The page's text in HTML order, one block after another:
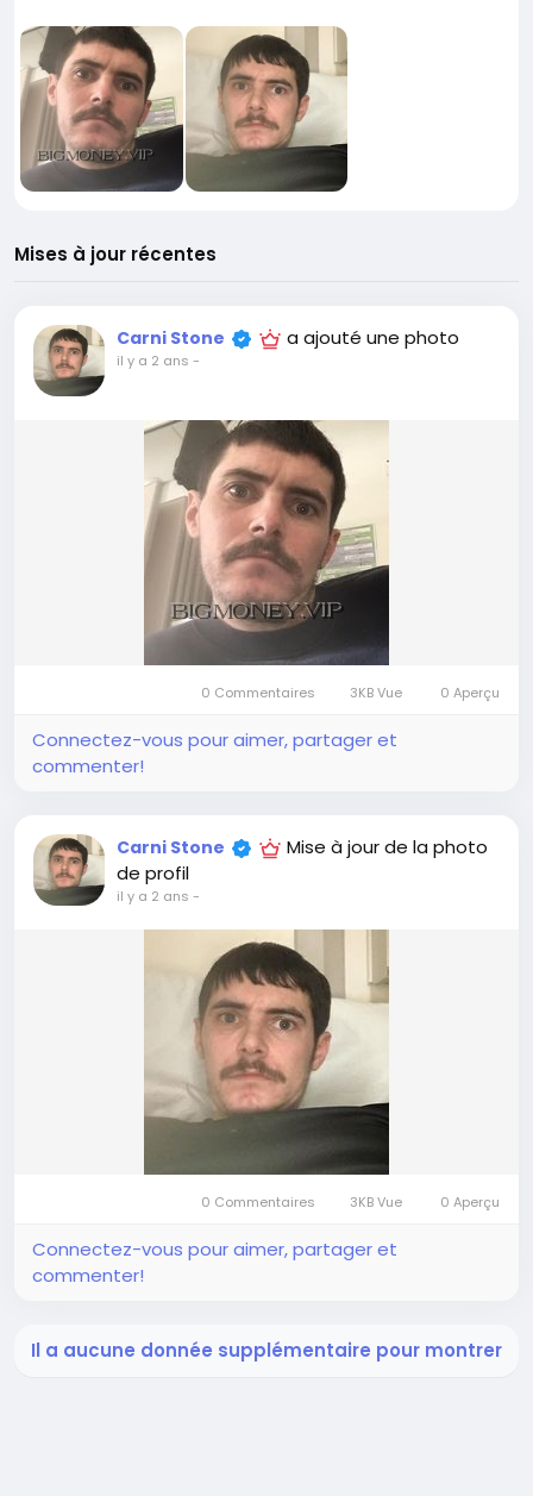
Mises à jour récentes
Carni Stone a ajouté une photo
il y a 2 ans -
0 Commentaires 3KB Vue 0 Aperçu
Connectez-vous pour aimer, partager et
commenter!
Carni Stone
Mise à jour de la photo
de profil
il y a 2 ans -
0 Commentaires 3KB Vue 0 Aperçu
Connectez-vous pour aimer, partager et
commenter!
Il a aucune donnée supplémentaire pour montrer